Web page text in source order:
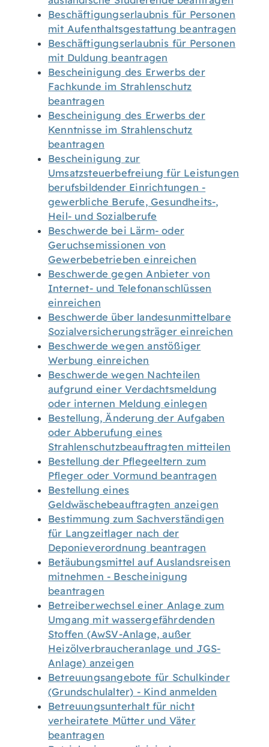
Beschäftigungserlaubnis für Personen
mit Aufenthaltsgestattung beantragen
Beschäftigungserlaubnis für Personen
mit Duldung beantragen
Bescheinigung des Erwerbs der
Fachkunde im Strahlenschutz
beantragen
Bescheinigung des Erwerbs der
Kenntnisse im Strahlenschutz
beantragen
Bescheinigung zur
Umsatzsteuerbefreiung für Leistungen
berufsbildender Einrichtungen -
gewerbliche Berufe, Gesundheits-,
Heil- und Sozialberufe
Beschwerde bei Lärm- oder
Geruchsemissionen von
Gewerbebetrieben einreichen
Beschwerde gegen Anbieter von
Internet- und Telefonanschlüssen
einreichen
Beschwerde über landesunmittelbare
Sozialversicherungsträger einreichen
Beschwerde wegen anstößiger
Werbung einreichen
Beschwerde wegen Nachteilen
aufgrund einer Verdachtsmeldung
oder internen Meldung einlegen
Bestellung, Änderung der Aufgaben
oder Abberufung eines
Strahlenschutzbeauftragten mitteilen
Bestellung der Pflegeeltern zum
Pfleger oder Vormund beantragen
Bestellung eines
Geldwäschebeauftragten anzeigen
Bestimmung zum Sachverständigen
für Langzeitlager nach der
Deponieverordnung beantragen
Betäubungsmittel auf Auslandsreisen
mitnehmen - Bescheinigung
beantragen
Betreiberwechsel einer Anlage zum
Umgang mit wassergefährdenden
Stoffen (AwSV-Anlage, außer
Heizölverbraucheranlage und JGS-
Anlage) anzeigen
Betreuungsangebote für Schulkinder
(Grundschulalter) - Kind anmelden
Betreuungsunterhalt für nicht
verheiratete Mütter und Väter
beantragen